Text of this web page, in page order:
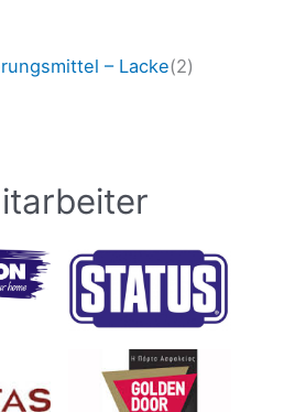
– Lacke(2)